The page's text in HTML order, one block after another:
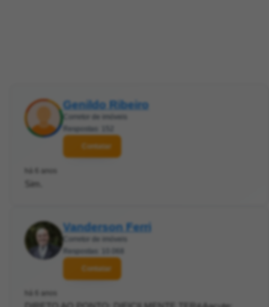
Genildo Ribeiro
Corretor de imóveis
Respostas: 152
Contatar
há 6 anos
Sim.
Vanderson Ferri
Corretor de imóveis
Respostas: 10.068
Contatar
há 6 anos